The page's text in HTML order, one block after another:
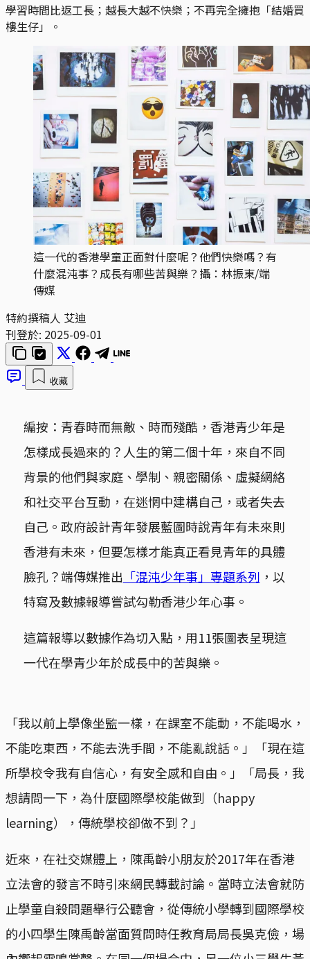
學習時間比返工長；越長大越不快樂；不再完全擁抱「結婚買
樓生仔」。
這一代的香港學童正面對什麼呢？他們快樂嗎？有
什麼混沌事？成長有哪些苦與樂？攝：林振東/端
傳媒
特約撰稿人 艾迪
刊登於: 2025-09-01
收藏
編按：青春時而無敵、時而殘酷，香港青少年是
怎樣成長過來的？人生的第二個十年，來自不同
背景的他們與家庭、學制、親密關係、虛擬網絡
和社交平台互動，在迷惘中建構自己，或者失去
自己。政府設計青年發展藍圖時說青年有未來則
香港有未來，但要怎樣才能真正看見青年的具體
臉孔？端傳媒推出 「混沌少年事」專題系列 ，以
特寫及數據報導嘗試勾勒香港少年心事。
這篇報導以數據作為切入點，用11張圖表呈現這
一代在學青少年於成長中的苦與樂。
「我以前上學像坐監一樣，在課室不能動，不能喝水，
不能吃東西，不能去洗手間，不能亂說話。」「現在這
所學校令我有自信心，有安全感和自由。」「局長，我
想請問一下，為什麼國際學校能做到（happy
learning），傳統學校卻做不到？」
近來，在社交媒體上，陳禹齡小朋友於2017年在香港
立法會的發言不時引來網民轉載討論。當時立法會就防
止學童自殺問題舉行公聽會，從傳統小學轉到國際學校
的小四學生陳禹齡當面質問時任教育局局長吳克儉，場